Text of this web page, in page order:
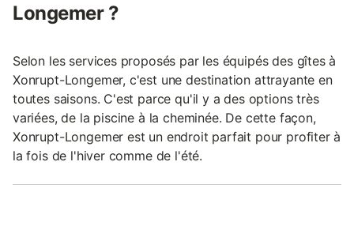
Longemer ?
Selon les services proposés par les équipés des gîtes à
Xonrupt-Longemer, c'est une destination attrayante en
toutes saisons. C'est parce qu'il y a des options très
variées, de la piscine à la cheminée. De cette façon,
Xonrupt-Longemer est un endroit parfait pour profiter à
la fois de l'hiver comme de l'été.